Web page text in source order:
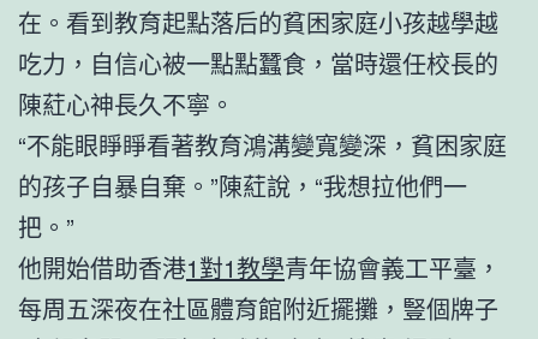
在。看到教育起點落后的貧困家庭小孩越學越
吃力，自信心被一點點蠶食，當時還任校長的
陳葒心神長久不寧。
“不能眼睜睜看著教育鴻溝變寬變深，貧困家庭
的孩子自暴自棄。”陳葒說，“我想拉他們一
把。”
他開始借助香港1對1教學青年協會義工平臺，
每周五深夜在社區體育館附近擺攤，豎個牌子